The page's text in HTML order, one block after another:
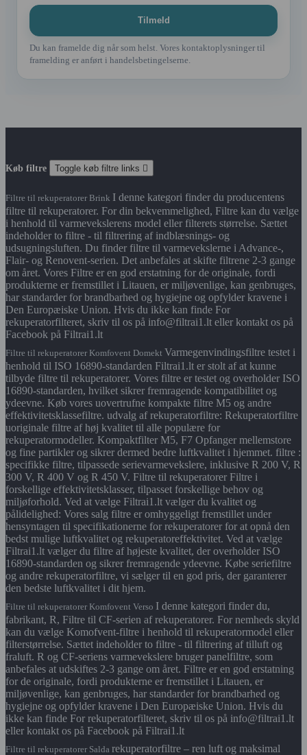
Du kan framelde dig når som helst. Vores kontaktoplysninger til
framelding er anført i handelsbetingelserne.
Køb filtre Toggle køb filtre links 
Filtre til rekuperatorer Brink I denne kategori finder du producentens
filtre til rekuperatorer. For din bekvemmelighed, Filtre kan du vælge
i henhold til varmevekslerens model eller filterets størrelse. Sættet
indeholder to filtre - til filtrering af indblæsnings- og
udsugningsluften. Du finder filtre til varmevekslerne i Advance-,
Flair- og Renovent-serien. Det anbefales at skifte filtrene 2-3 gange
om året. Vores Filtre er en god erstatning for de originale, fordi
produkterne er fremstillet i Litauen, er miljøvenlige, kan genbruges,
har standarder for brandbarhed og hygiejne og opfylder kravene i
Den Europæiske Union. Hvis du ikke kan finde For
rekuperatorfilteret, skriv til os på info@filtrai1.lt eller kontakt os på
Facebook på Filtrai1.lt
Filtre til rekuperatorer Komfovent Domekt Varmegenvindingsfiltre testet i
henhold til ISO 16890-standarden Filtrai1.lt er stolt af at kunne
tilbyde filtre til rekuperatorer. Vores filtre er testet og overholder ISO
16890-standarden, hvilket sikrer fremragende kompatibilitet og
ydeevne. Køb vores uovertrufne kompakte filtre M5 og andre
effektivitetsklassefiltre. udvalg af rekuperatorfiltre: Rekuperatorfiltre
uoriginale filtre af høj kvalitet til alle populære for
rekuperatormodeller. Kompaktfilter M5, F7 Opfanger mellemstore
og fine partikler og sikrer dermed bedre luftkvalitet i hjemmet. filtre :
specifikke filtre, tilpassede serievarmevekslere, inklusive R 200 V, R
300 V, R 400 V og R 450 V. Filtre til rekuperatorer Filtre i
forskellige effektivitetsklasser, tilpasset forskellige behov og
miljøforhold. Ved at vælge Filtrai1.lt vælger du kvalitet og
pålidelighed: Vores salg filtre er omhyggeligt fremstillet under
hensyntagen til specifikationerne for rekuperatorer for at opnå den
bedst mulige luftkvalitet og rekuperatoreffektivitet. Ved at vælge
Filtrai1.lt vælger du filtre af højeste kvalitet, der overholder ISO
16890-standarden og sikrer fremragende ydeevne. Købe seriefiltre
og andre rekuperatorfiltre, vi sælger til en god pris, der garanterer
den bedste luftkvalitet i dit hjem.
Filtre til rekuperatorer Komfovent Verso I denne kategori finder du,
fabrikant, R, Filtre til CF-serien af rekuperatorer. For nemheds skyld
kan du vælge Komofvent-filtre i henhold til rekuperatormodel eller
filterstørrelse. Sættet indeholder to filtre - til filtrering af tilluft og
fraluft. R og CF-seriens varmevekslere bruger panelfiltre, som
anbefales at udskiftes 2-3 gange om året. Filtre er en god erstatning
for de originale, fordi produkterne er fremstillet i Litauen, er
miljøvenlige, kan genbruges, har standarder for brandbarhed og
hygiejne og opfylder kravene i Den Europæiske Union. Hvis du
ikke kan finde For rekuperatorfilteret, skriv til os på info@filtrai1.lt
eller kontakt os på Facebook på Filtrai1.lt
Filtre til rekuperatorer Salda rekuperatorfiltre – ren luft og maksimal